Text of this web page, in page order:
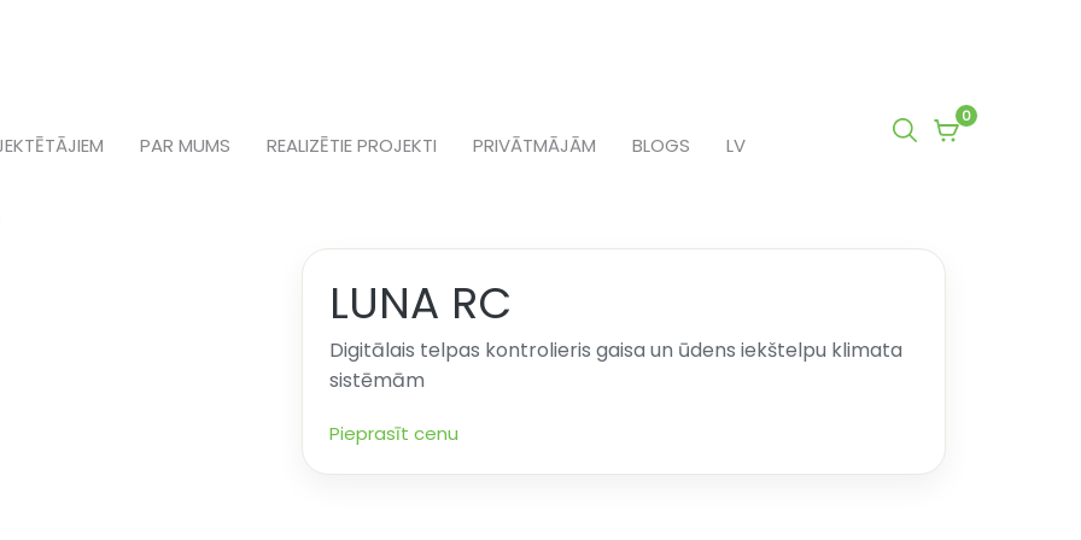
PAR MUMS REALIZĒTIE PROJEKTI PRIVĀTMĀJĀM BLOGS LV
0
0
LUNA RC
Digitālais telpas kontrolieris gaisa un ūdens iekštelpu klimata
sistēmām
Pieprasīt cenu